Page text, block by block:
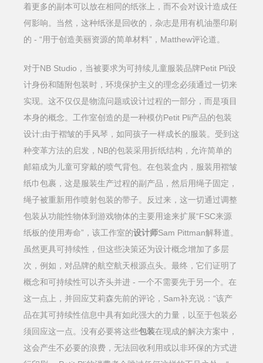
着更多的副本可以放在相同的纸张上，而不会对设计造成任
何影响。当然，这种纸张是回收的，杂志是用有机油墨印刷
的 - “用于创造美丽资源的简单材料”，Matthew评论道。
对于NB Studio，当被要求为可持续儿童服装品牌Petit Pli设
计身份和随附包装时，环境保护主义的理念必须通过一切来
实现。这不仅仅是物流问题或设计过程的一部分，而是项目
本身的概念。工作室创造的是一种模仿Petit Pli产品的包装
设计;由于褶皱的手风琴，如同孩子一样成长的服装。受到这
种变革方法的启发，NB的包装采用折纸结构，允许简单的
邮箱成为儿童可穿戴的喷气背包。在包装盒内，服装用褶皱
纸巾包裹，这是服装生产过程的副产品，然后用绳子固定，
绳子被重新用作喷射包装的带子。反过来，这一切通过调整
包装从功能性物体到游戏物体的主要用途来扩展“FSC来源
纸板的使用寿命”，该工作室的设计师Sam Pittman解释道。
虽然更具可持续性，但这些决策还为设计概念增加了多层
次，例如，对品牌的航空航天根源点头。最终，它们证明了
概念和可持续性可以齐头并进 - 一个不需要先于另一个。在
这一点上，并回应艾莉森先前的评论，Sam补充说：“该产
品在其可持续性信息中具有如此强大的力量，以至于包装必
须回应这一点。没有必要将这些包装在现成的解决方案中，
这会产生不必要的浪费，无法回收利用或以非环保的方式进